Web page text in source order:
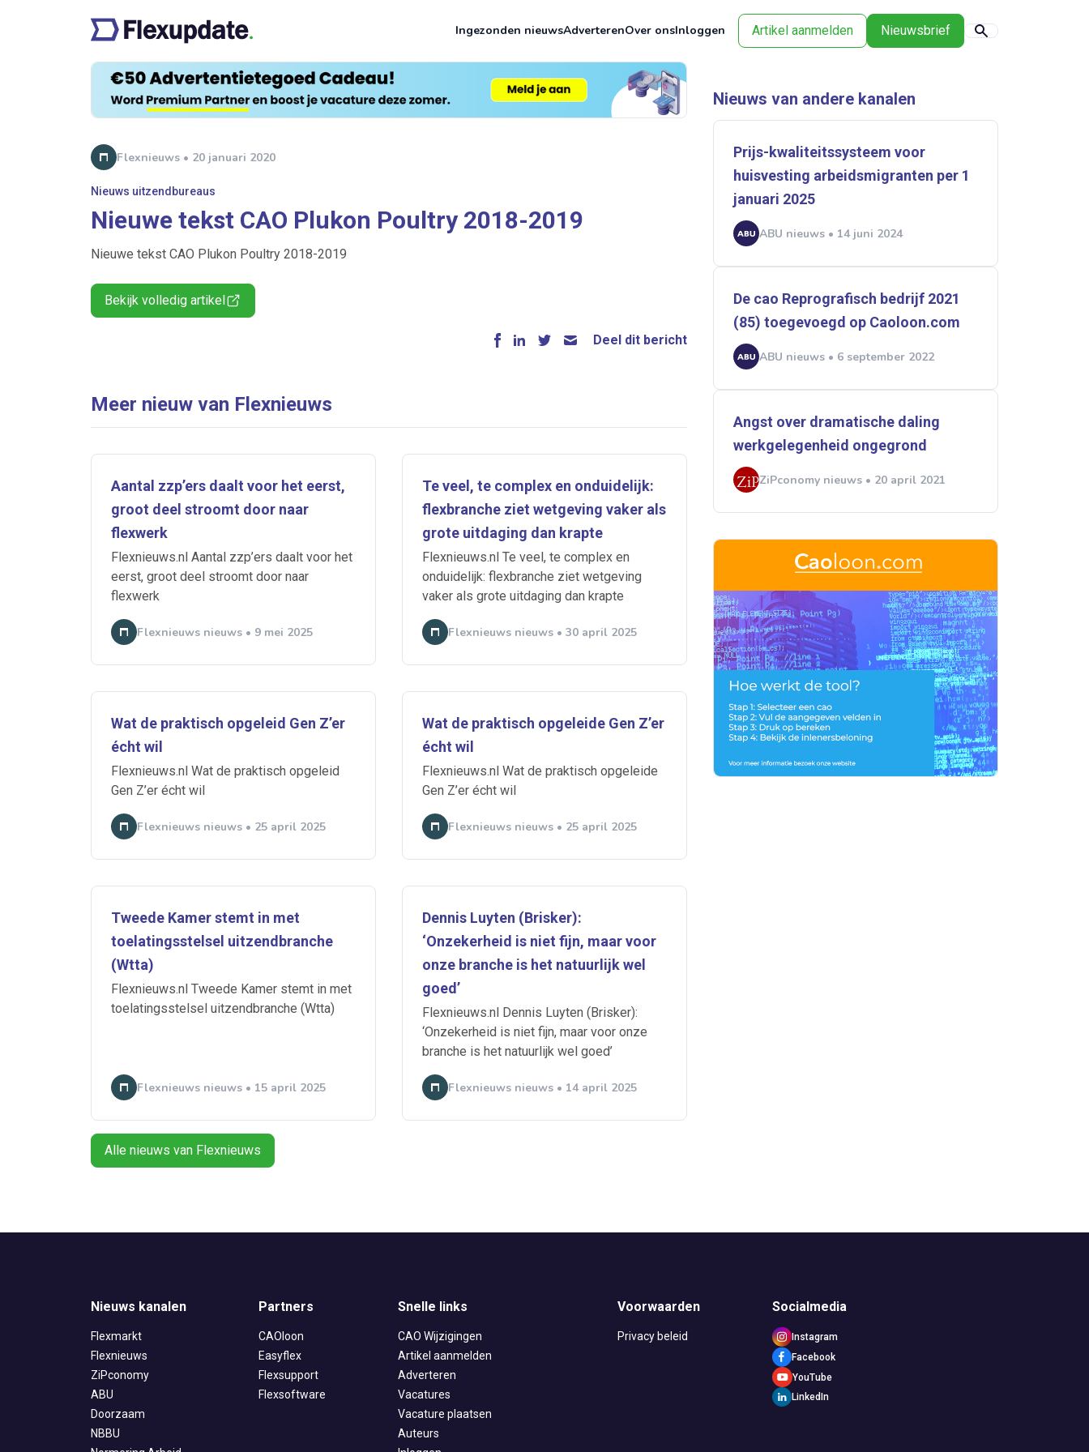
Ingezonden nieuwsAdverterenOver onsInloggen Artikel aanmelden Nieuwsbrief
Flexnieuws • 20 januari 2020
Nieuws uitzendbureaus
Nieuwe tekst CAO Plukon Poultry 2018-2019
Nieuwe tekst CAO Plukon Poultry 2018-2019
Bekijk volledig artikel
Deel dit bericht
Meer nieuw van Flexnieuws
Aantal zzp’ers daalt voor het eerst,
groot deel stroomt door naar
flexwerk
Flexnieuws.nl Aantal zzp’ers daalt voor het
eerst, groot deel stroomt door naar
flexwerk
Flexnieuws nieuws • 9 mei 2025
Te veel, te complex en onduidelijk:
flexbranche ziet wetgeving vaker als
grote uitdaging dan krapte
Flexnieuws.nl Te veel, te complex en
onduidelijk: flexbranche ziet wetgeving
vaker als grote uitdaging dan krapte
Flexnieuws nieuws • 30 april 2025
Wat de praktisch opgeleid Gen Z’er
écht wil
Flexnieuws.nl Wat de praktisch opgeleid
Gen Z’er écht wil
Flexnieuws nieuws • 25 april 2025
Wat de praktisch opgeleide Gen Z’er
écht wil
Flexnieuws.nl Wat de praktisch opgeleide
Gen Z’er écht wil
Flexnieuws nieuws • 25 april 2025
Tweede Kamer stemt in met
toelatingsstelsel uitzendbranche
(Wtta)
Flexnieuws.nl Tweede Kamer stemt in met
toelatingsstelsel uitzendbranche (Wtta)
Flexnieuws nieuws • 15 april 2025
Dennis Luyten (Brisker):
‘Onzekerheid is niet fijn, maar voor
onze branche is het natuurlijk wel
goed’
Flexnieuws.nl Dennis Luyten (Brisker):
‘Onzekerheid is niet fijn, maar voor onze
branche is het natuurlijk wel goed’
Flexnieuws nieuws • 14 april 2025
Alle nieuws van Flexnieuws
Nieuws van andere kanalen
Prijs-kwaliteitssysteem voor
huisvesting arbeidsmigranten per 1
januari 2025
ABU nieuws • 14 juni 2024
De cao Reprografisch bedrijf 2021
(85) toegevoegd op Caoloon.com
ABU nieuws • 6 september 2022
Angst over dramatische daling
werkgelegenheid ongegrond
ZiPconomy nieuws • 20 april 2021
Ontvang vacatures direct in je mailbox
Alerts ontvangen
Nieuws kanalen
Flexmarkt
Flexnieuws
ZiPconomy
ABU
Doorzaam
NBBU
Partners
CAOloon
Easyflex
Flexsupport
Flexsoftware
Snelle links
CAO Wijzigingen
Artikel aanmelden
Adverteren
Vacatures
Vacature plaatsen
Auteurs
Voorwaarden
Privacy beleid
Socialmedia
Instagram
Facebook
YouTube
LinkedIn
Alles Bureau Cicero Doorzaam Flexmarkt
Normering Arbeid
ZiPconomy